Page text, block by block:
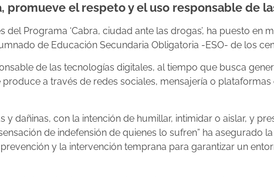
promueve el respeto y el uso responsable de
Programa ‘Cabra, ciudad ante las drogas’, ha puesto en
de Educación Secundaria Obligatoria -ESO- de los
de las tecnologías digitales, al tiempo que busca
a través de redes sociales, mensajería o
dañinas, con la intención de humillar, intimidar o aislar, y
de indefensión de quienes lo sufren” ha asegurado
y la intervención temprana para garantizar un